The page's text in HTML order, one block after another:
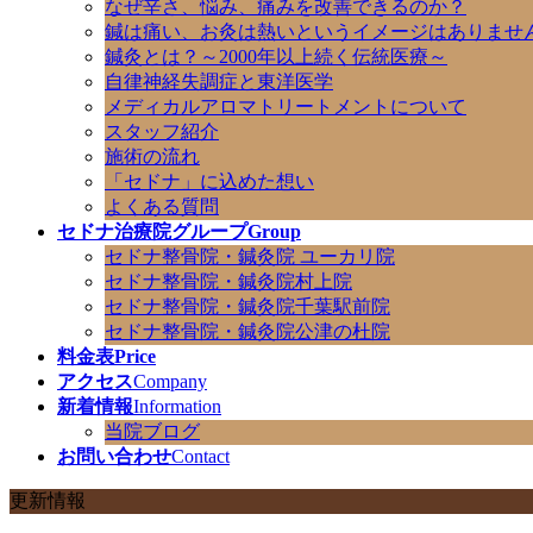
なぜ辛さ、悩み、痛みを改善できるのか？
鍼は痛い、お灸は熱いというイメージはありませ
鍼灸とは？～2000年以上続く伝統医療～
自律神経失調症と東洋医学
メディカルアロマトリートメントについて
スタッフ紹介
施術の流れ
「セドナ」に込めた想い
よくある質問
セドナ治療院グループGroup
セドナ整骨院・鍼灸院 ユーカリ院
セドナ整骨院・鍼灸院村上院
セドナ整骨院・鍼灸院千葉駅前院
セドナ整骨院・鍼灸院公津の杜院
料金表Price
アクセスCompany
新着情報Information
当院ブログ
お問い合わせContact
更新情報